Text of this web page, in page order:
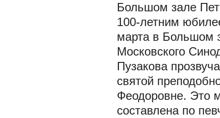
Большом зале
100-летним
марта в Большом
Московского
Пузакова
святой
Феодоровне. Это
составлена по